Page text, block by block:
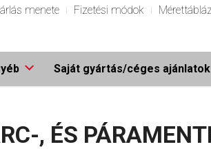
menete Fizetési módok
Saját gyártás/céges ajánlatok
, ÉS